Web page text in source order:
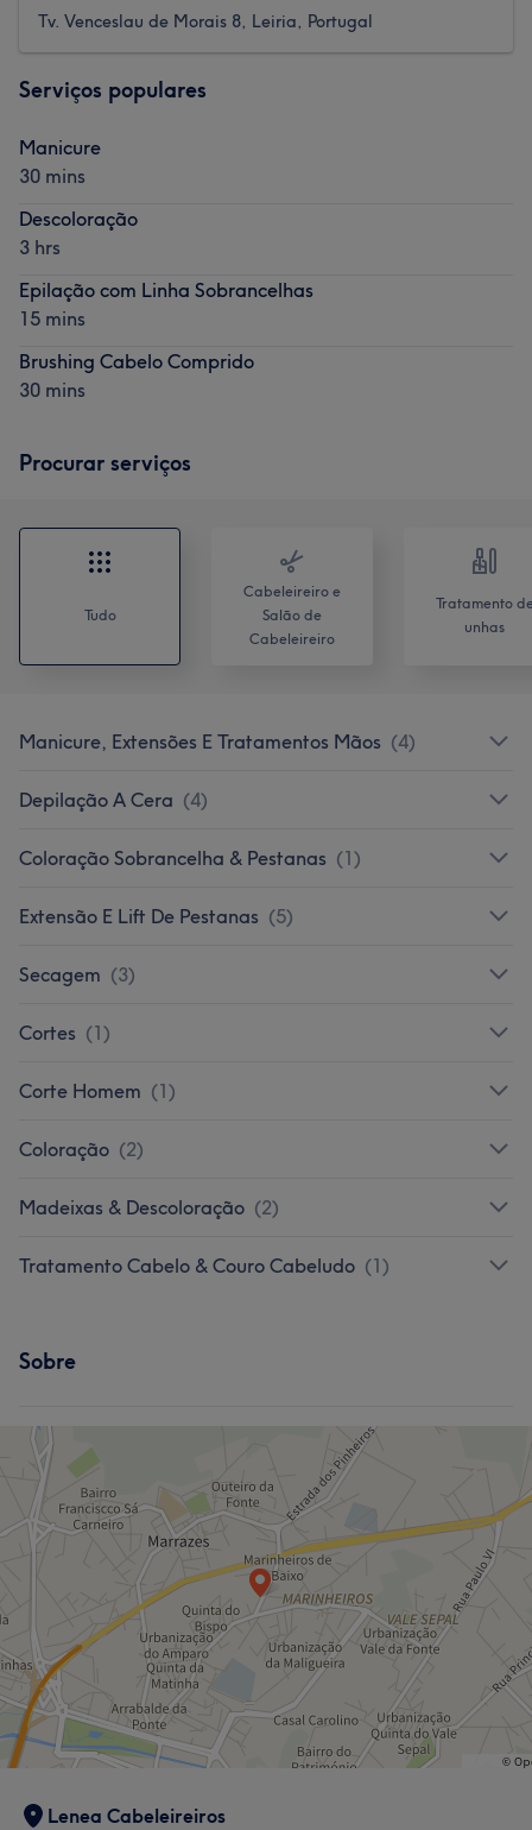
Tv. Venceslau de Morais 8, Leiria, Portugal
Serviços populares
Manicure
30 mins
Descoloração
3 hrs
Epilação com Linha Sobrancelhas
15 mins
Brushing Cabelo Comprido
30 mins
Procurar serviços
Tudo
Cabeleireiro e
Salão de
Cabeleireiro
Tratamento
unhas
Manicure, Extensões E Tratamentos Mãos (4)
Depilação A Cera (4)
Coloração Sobrancelha & Pestanas (1)
Extensão E Lift De Pestanas (5)
Secagem (3)
Cortes (1)
Corte Homem (1)
Coloração (2)
Madeixas & Descoloração (2)
Tratamento Cabelo & Couro Cabeludo (1)
Sobre
Lenea Cabeleireiros